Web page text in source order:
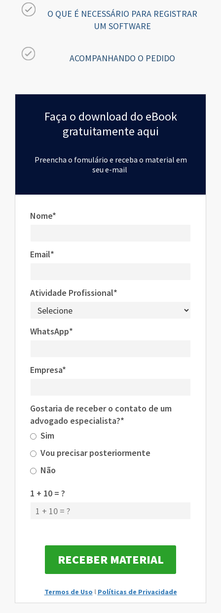
O QUE É NECESSÁRIO PARA REGISTRAR
UM SOFTWARE
ACOMPANHANDO O PEDIDO
Faça o download do eBook
gratuitamente aqui
Preencha o fomulário e receba o material em
seu e-mail
Nome*
Email*
Atividade Profissional*
WhatsApp*
Empresa*
Gostaria de receber o contato de um
advogado especialista?*
Sim
Vou precisar posteriormente
Não
1 + 10 = ?
Termos de Uso l Políticas de Privacidade